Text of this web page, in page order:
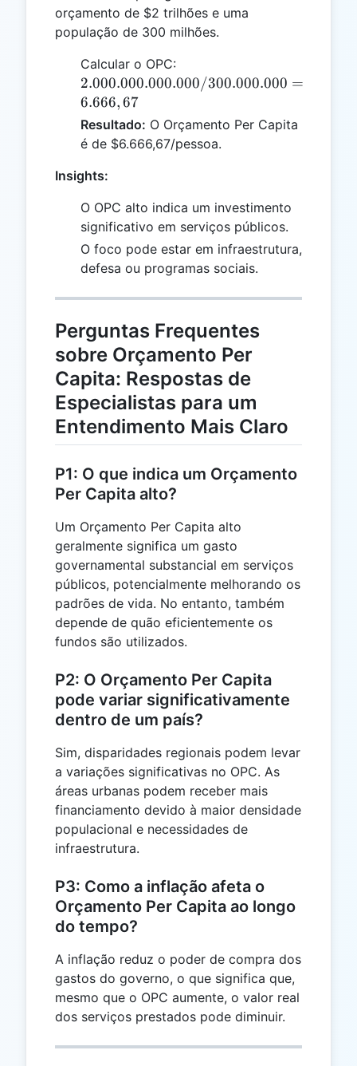
orçamento de $2 trilhões e uma
população de 300 milhões.
Calcular o OPC:
/ 300.000.000 =
2.000.000.000.000/300.000.000 =
6.666,67
Resultado: O Orçamento Per Capita
é de $6.666,67/pessoa.
Insights:
O OPC alto indica um investimento
significativo em serviços públicos.
O foco pode estar em infraestrutura,
defesa ou programas sociais.
Perguntas Frequentes
sobre Orçamento Per
Capita: Respostas de
Especialistas para um
Entendimento Mais Claro
P1: O que indica um Orçamento
Per Capita alto?
Um Orçamento Per Capita alto
geralmente significa um gasto
governamental substancial em serviços
públicos, potencialmente melhorando os
padrões de vida. No entanto, também
depende de quão eficientemente os
fundos são utilizados.
P2: O Orçamento Per Capita
pode variar significativamente
dentro de um país?
Sim, disparidades regionais podem levar
a variações significativas no OPC. As
áreas urbanas podem receber mais
financiamento devido à maior densidade
populacional e necessidades de
infraestrutura.
P3: Como a inflação afeta o
Orçamento Per Capita ao longo
do tempo?
A inflação reduz o poder de compra dos
gastos do governo, o que significa que,
mesmo que o OPC aumente, o valor real
dos serviços prestados pode diminuir.